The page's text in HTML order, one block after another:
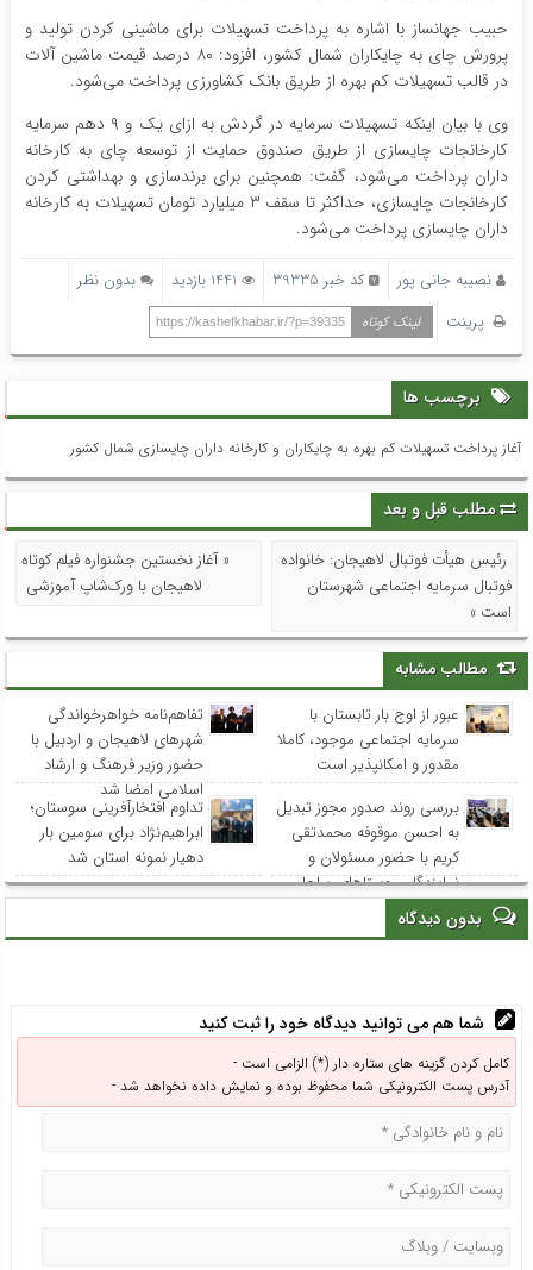
حبیب جهانساز با اشاره به پرداخت تسهیلات برای ماشینی کردن تولید و
پرورش چای به چایکاران شمال کشور، افزود: ۸۰ درصد قیمت ماشین آلات
در قالب تسهیلات کم بهره از طریق بانک کشاورزی پرداخت می‌شود.
وی با بیان اینکه تسهیلات سرمایه در گردش به ازای یک و ۹ دهم سرمایه
کارخانجات چایسازی از طریق صندوق حمایت از توسعه چای به کارخانه
داران پرداخت می‌شود، گفت: همچنین برای برندسازی و بهداشتی کردن
کارخانجات چایسازی، حداکثر تا سقف ۳ میلیارد تومان تسهیلات به کارخانه
داران چایسازی پرداخت می‌شود.
نصیبه جانی پور کد خبر 39335 1441 بازدید
بدون نظر
پرینت
لینک کوتاه https://kashefkhabar.ir/?p=39335
برچسب ها
آغاز پرداخت تسهیلات کم بهره به چایکاران و کارخانه داران چایسازی شمال کشور
مطلب قبل و بعد
رئیس هیأت فوتبال لاهیجان: خانواده
فوتبال سرمایه اجتماعی شهرستان
است »
« آغاز نخستین جشنواره فیلم کوتاه
لاهیجان با ورک‌شاپ آموزشی
مطالب مشابه
عبور از اوج بار تابستان با
سرمایه اجتماعی موجود، کاملا
مقدور و امکانپذیر است
تفاهم‌نامه خواهرخواندگی
شهرهای لاهیجان و اردبیل با
حضور وزیر فرهنگ و ارشاد
اسلامی امضا شد
بررسی روند صدور مجوز تبدیل
به احسن موقوفه محمدتقی
کریم با حضور مسئولان و
نمایندگان روستاهای ساحلی
تداوم افتخارآفرینی سوستان؛
ابراهیم‌نژاد برای سومین بار
دهیار نمونه استان شد
بدون دیدگاه
شما هم می توانید دیدگاه خود را ثبت کنید
کامل کردن گزینه های ستاره دار (*) الزامی است -
آدرس پست الکترونیکی شما محفوظ بوده و نمایش داده نخواهد شد -